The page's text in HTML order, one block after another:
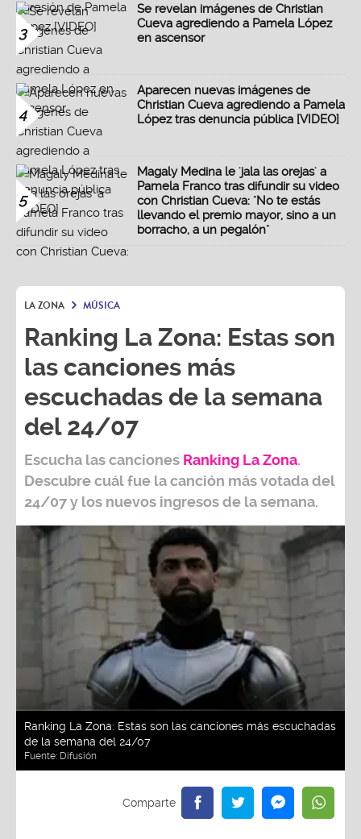
3
Se revelan imágenes de Christian
Cueva agrediendo a Pamela López
en ascensor
4
Aparecen nuevas imágenes de
Christian Cueva agrediendo a Pamela
López tras denuncia pública [VIDEO]
5
Magaly Medina le 'jala las orejas' a
Pamela Franco tras difundir su video
con Christian Cueva: "No te estás
llevando el premio mayor, sino a un
borracho, a un pegalón"
LA ZONA MÚSICA
Ranking La Zona: Estas son
las canciones más
escuchadas de la semana
del 24/07
Escucha las canciones Ranking La Zona.
Descubre cuál fue la canción más votada del
24/07y los nuevos ingresos de la semana.
Ranking La Zona: Estas son las canciones más escuchadas
de la semana del 24/07
Fuente: Difusión